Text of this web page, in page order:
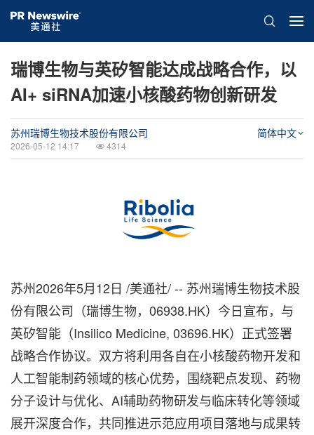
瑞博生物与英矽智能达成战略合作，以
AI+ siRNA加速小核酸药物创新研发
苏州瑞博生物技术股份有限公司
2026-05-12 14:17 4314
简体中文
苏州2026年5月12日 /美通社/ -- 苏州瑞博生物技术股
份有限公司（瑞博生物，06938.HK）今日宣布，与
英矽智能（Insilico Medicine, 03696.HK）正式签署
战略合作协议。双方将利用各自在小核酸药物开发和
人工智能制药领域的核心优势，围绕靶点发现、药物
分子设计与优化、AI辅助药物研发与临床转化等领域
展开深度合作，共同推进示范应用项目落地与成果转